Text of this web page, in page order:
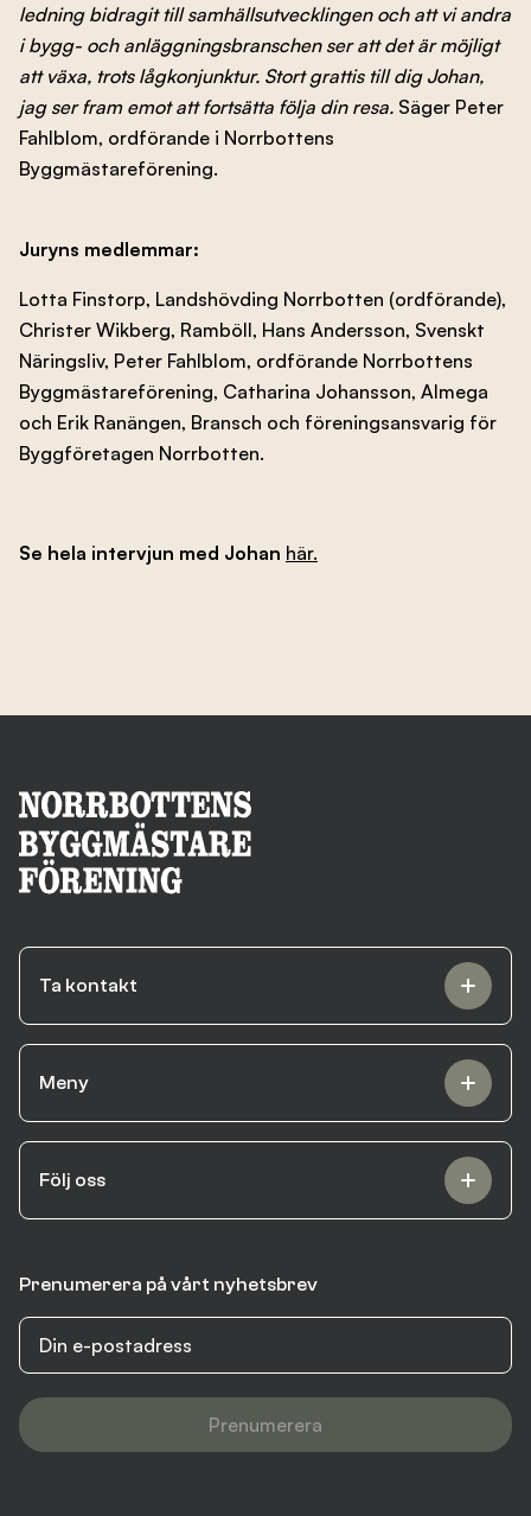
ledning bidragit till samhällsutvecklingen och att vi andra
i bygg- och anläggningsbranschen ser att det är möjligt
att växa, trots lågkonjunktur. Stort grattis till dig Johan,
jag ser fram emot att fortsätta följa din resa. Säger Peter
Fahlblom, ordförande i Norrbottens
Byggmästareförening.
Juryns medlemmar:
Lotta Finstorp, Landshövding Norrbotten (ordförande),
Christer Wikberg, Ramböll, Hans Andersson, Svenskt
Näringsliv, Peter Fahlblom, ordförande Norrbottens
Byggmästareförening, Catharina Johansson, Almega
och Erik Ranängen, Bransch och föreningsansvarig för
Byggföretagen Norrbotten.
Se hela intervjun med Johan här.
Prenumerera på vårt nyhetsbrev
Prenumerera
Ta kontakt
Meny
Följ oss